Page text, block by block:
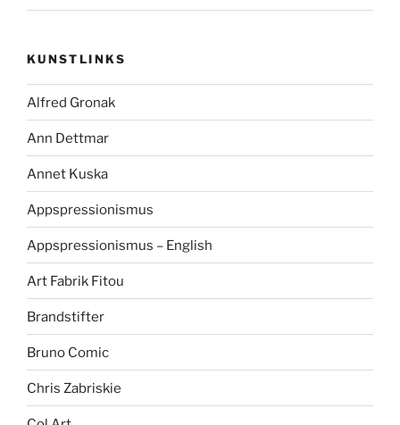
KUNSTLINKS
Alfred Gronak
Ann Dettmar
Annet Kuska
Appspressionismus
Appspressionismus – English
Art Fabrik Fitou
Brandstifter
Bruno Comic
Chris Zabriskie